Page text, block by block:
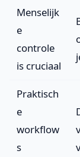
Menselijk
e
controle
is cruciaal
Praktisch
e
workflow
s